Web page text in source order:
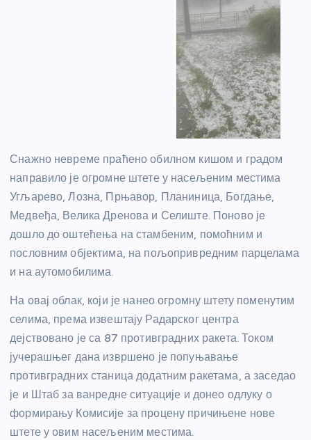
Снажно невреме праћено обилном кишом и градом
направило је огромне штете у насељеним местима
Угљарево, Лозна, Прњавор, Планиница, Богдање,
Медвеђа, Велика Дренова и Селиште. Поново је
дошло до оштећења на стамбеним, помоћним и
пословним објектима, на пољопривредним парцелама
и на аутомобилима.
На овај облак, који је нанео огромну штету поменутим
селима, према извештају Радарског центра
дејствовано је са 87 противградних ракета. Током
јучерашњег дана извршено је попуњавање
противградних станица додатним ракетама, а заседао
је и Штаб за ванредне ситуације и донео одлуку о
формирању Комисије за процену причињене нове
штете у овим насељеним местима.